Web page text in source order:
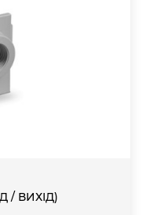
/ ВИХІД)